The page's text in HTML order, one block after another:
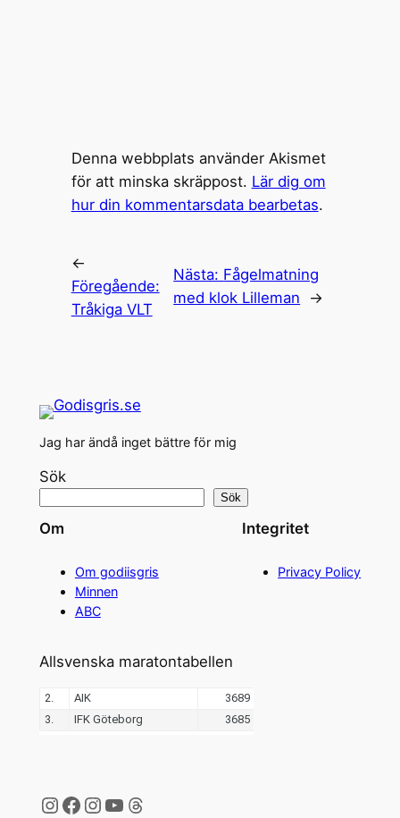
Denna webbplats använder Akismet
för att minska skräppost. Lär dig om
hur din kommentarsdata bearbetas.
←
Föregående:
Tråkiga VLT
Nästa: Fågelmatning
med klok Lilleman
→
Jag har ändå inget bättre för mig
Sök
Sök
Om
Om godiisgris
Minnen
ABC
Integritet
Privacy Policy
Allsvenska maratontabellen
Instagram
Facebook
Instagram
YouTube
Threads